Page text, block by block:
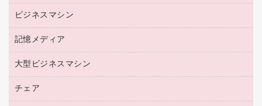
リサイクルトナー（プール方式）
リサイクルインクカートリッジ
プリンタ用リボン
トナーカートリッジ
コピートナー
帳票用紙／フォーム用紙
ワープロ用紙
ラベル用紙
プロッター用紙
ハガキ用紙
パソコン周辺機器
各種ケーブル
マウスパッド
マウス
パソコンバッグ／収納用品
ビジネスマシン
電話機
レーザープリンタ／複合機
メモリーカード
プロジェクタ
記憶メディア
ブルーレイディスク
ＣＤ－ＲＷ
大型ビジネスマシン
プリンタ
チェア